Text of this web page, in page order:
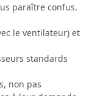
paraître confus.
le ventilateur) et
standards
non pas